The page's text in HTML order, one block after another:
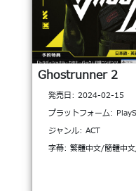
Ghostrunner 2
発売日: 2024-02-15
プラットフォーム:
ジャンル: ACT
字幕: 繁體中文/簡體中